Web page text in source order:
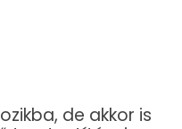
de akkor is